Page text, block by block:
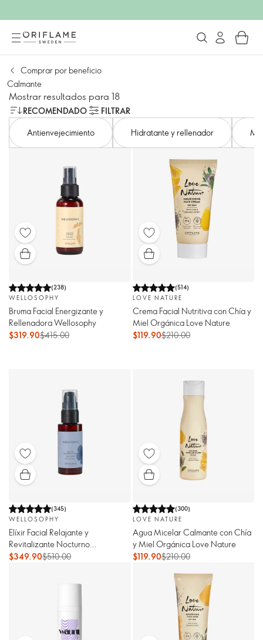
Comprar por beneficio
Calmante
Mostrar resultados para 18
RECOMENDADO
FILTRAR
Antienvejecimiento
Hidratante y rellenador
(238)
WELLOSOPHY
Bruma Facial Energizante y
Rellenadora Wellosophy
$319.90$415.00
(514)
LOVE NATURE
Crema Facial Nutritiva con Chía y
Miel Orgánica Love Nature
$119.90$210.00
(345)
WELLOSOPHY
Elíxir Facial Relajante y
Revitalizante Nocturno
Wellosophy
$349.90$510.00
(300)
LOVE NATURE
Agua Micelar Calmante con Chía
y Miel Orgánica Love Nature
$119.90$210.00